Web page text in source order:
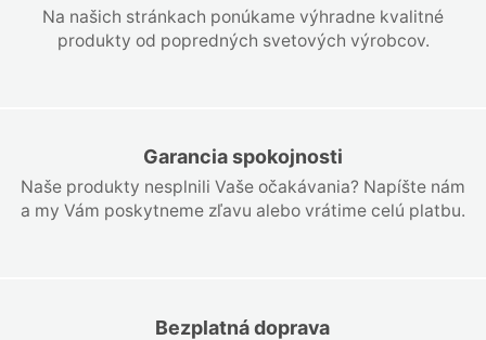
Na našich stránkach ponúkame výhradne kvalitné
produkty od popredných svetových výrobcov.
Garancia spokojnosti
Naše produkty nesplnili Vaše očakávania? Napíšte nám
a my Vám poskytneme zľavu alebo vrátime celú platbu.
Bezplatná doprava